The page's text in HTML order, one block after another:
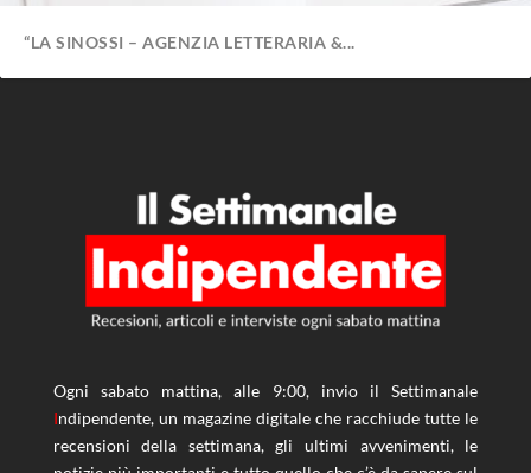
“LA SINOSSI – AGENZIA LETTERARIA &...
Ogni sabato mattina, alle 9:00, invio il Settimanale
Indipendente, un magazine digitale che racchiude tutte le
recensioni della settimana, gli ultimi avvenimenti, le